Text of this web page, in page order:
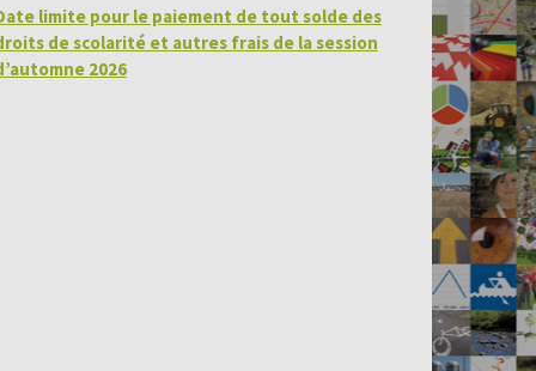
limite pour le paiement de tout solde des
de scolarité et autres frais de la session
2026